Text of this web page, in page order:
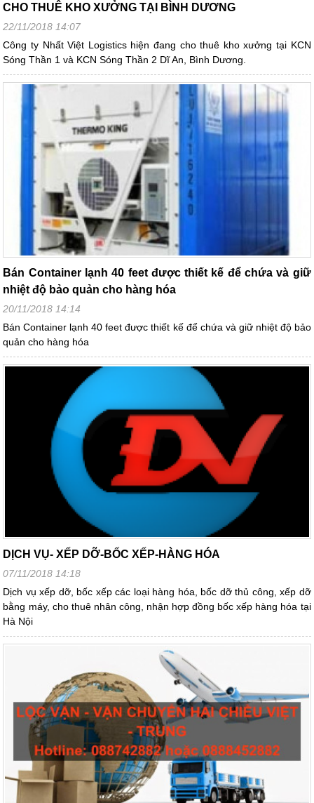
CHO THUÊ KHO XƯỞNG TẠI BÌNH DƯƠNG
22/11/2018 14:07
Công ty Nhất Việt Logistics hiện đang cho thuê kho xưởng tại KCN
Sóng Thần 1 và KCN Sóng Thần 2 Dĩ An, Bình Dương.
Bán Container lạnh 40 feet được thiết kế để chứa và giữ
nhiệt độ bảo quản cho hàng hóa
20/11/2018 14:14
Bán Container lạnh 40 feet được thiết kế để chứa và giữ nhiệt độ bảo
quản cho hàng hóa
DỊCH VỤ- XẾP DỠ-BỐC XẾP-HÀNG HÓA
07/11/2018 14:18
Dịch vụ xếp dỡ, bốc xếp các loại hàng hóa, bốc dỡ thủ công, xếp dỡ
bằng máy, cho thuê nhân công, nhận hợp đồng bốc xếp hàng hóa tại
Hà Nội